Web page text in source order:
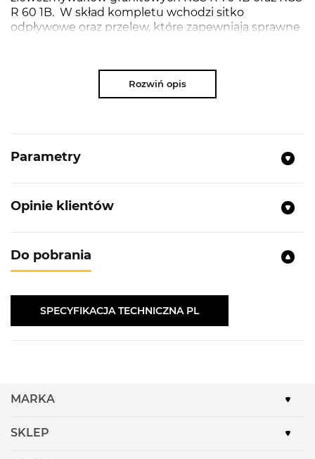
R 60 1B. W skład kompletu wchodzi sitko
odpływowe oraz przelew, które zapewniają sprawne
syfon typu Saving Space. Jego kształt pozwala
zaoszczędzić miejsce w szafce pod zlewem. Dzięki
temu łatwiej pomieścisz kosze na odpady.
NAJWAŻNIEJSZE PARAMETRY
Dedykowany model:
KGS R 60 1B, KGS R 70 1B
Saving Space
Rozwiń opis
Parametry
Opinie klientów
Do pobrania
SPECYFIKACJA TECHNICZNA PL
MARKA
SKLEP